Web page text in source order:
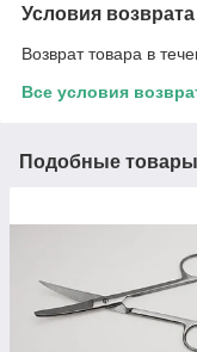
Условия возврата
Возврат товара в
Все условия
Подобные